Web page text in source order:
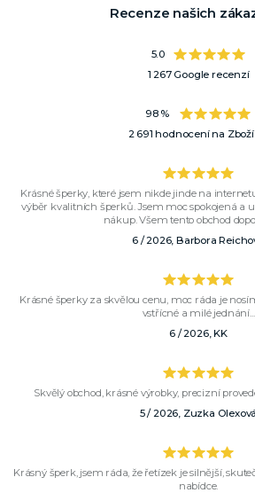
Recenze našich
5.0
1 267 Google recenzí
98 %
2 691 hodnocení na
Krásné šperky, které jsem nikde jinde na
výběr kvalitních šperků. Jsem moc spokojená a
nákup. Všem tento obchod
6 / 2026, Barbora
Krásné šperky za skvělou cenu, moc ráda je
vstřícné a milé jednání...
6 / 2026, KK
Skvělý obchod, krásné výrobky, precizní
5 / 2026, Zuzka Olexová
Krásný šperk, jsem ráda, že řetízek je silnější,
nabídce.